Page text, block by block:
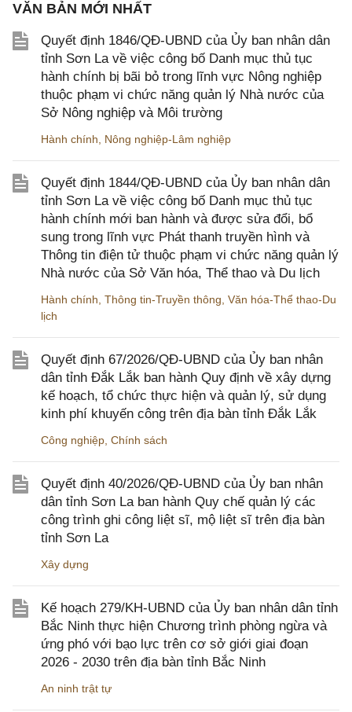
VĂN BẢN MỚI NHẤT
Quyết định 1846/QĐ-UBND của Ủy ban nhân dân
tỉnh Sơn La về việc công bố Danh mục thủ tục
hành chính bị bãi bỏ trong lĩnh vực Nông nghiệp
thuộc phạm vi chức năng quản lý Nhà nước của
Sở Nông nghiệp và Môi trường
Hành chính Nông nghiệp-Lâm nghiệp
Quyết định 1844/QĐ-UBND của Ủy ban nhân dân
tỉnh Sơn La về việc công bố Danh mục thủ tục
hành chính mới ban hành và được sửa đổi, bổ
sung trong lĩnh vực Phát thanh truyền hình và
Thông tin điện tử thuộc phạm vi chức năng quản lý
Nhà nước của Sở Văn hóa, Thể thao và Du lịch
Hành chính Thông tin-Truyền thông Văn hóa-Thể thao-Du
lịch
Quyết định 67/2026/QĐ-UBND của Ủy ban nhân
dân tỉnh Đắk Lắk ban hành Quy định về xây dựng
kế hoạch, tổ chức thực hiện và quản lý, sử dụng
kinh phí khuyến công trên địa bàn tỉnh Đắk Lắk
Công nghiệp Chính sách
Quyết định 40/2026/QĐ-UBND của Ủy ban nhân
dân tỉnh Sơn La ban hành Quy chế quản lý các
công trình ghi công liệt sĩ, mộ liệt sĩ trên địa bàn
tỉnh Sơn La
Xây dựng
Kế hoạch 279/KH-UBND của Ủy ban nhân dân tỉnh
Bắc Ninh thực hiện Chương trình phòng ngừa và
ứng phó với bạo lực trên cơ sở giới giai đoạn
2026 - 2030 trên địa bàn tỉnh Bắc Ninh
An ninh trật tự